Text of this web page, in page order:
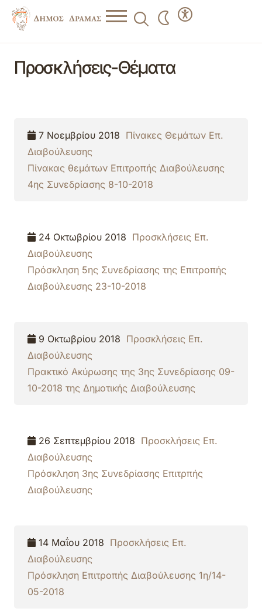
Προσκλήσεις-Θέματα
7 Νοεμβρίου 2018 Πίνακες Θεμάτων Επ.
Διαβούλευσης
Πίνακας θεμάτων Επιτροπής Διαβούλευσης
4ης Συνεδρίασης 8-10-2018
24 Οκτωβρίου 2018 Προσκλήσεις Επ.
Διαβούλευσης
Πρόσκληση 5ης Συνεδρίασης της Επιτροπής
Διαβούλευσης 23-10-2018
9 Οκτωβρίου 2018 Προσκλήσεις Επ.
Διαβούλευσης
Πρακτικό Ακύρωσης της 3ης Συνεδρίασης 09-
10-2018 της Δημοτικής Διαβούλευσης
26 Σεπτεμβρίου 2018 Προσκλήσεις Επ.
Διαβούλευσης
Πρόσκληση 3ης Συνεδρίασης Επιτρπής
Διαβούλευσης
14 Μαΐου 2018 Προσκλήσεις Επ.
Διαβούλευσης
Πρόσκληση Επιτροπής Διαβούλευσης 1η/14-
05-2018